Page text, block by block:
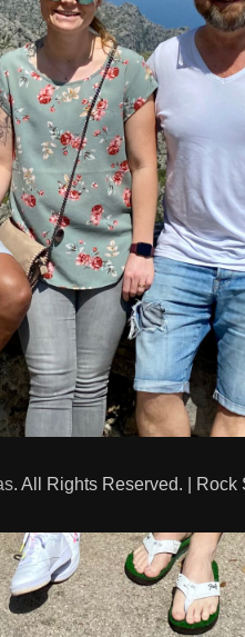
. All Rights Reserved. | Rock